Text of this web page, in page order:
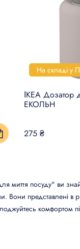
На складі у
ІКЕА Дозатор
ЕКОЛЬН
275 ₴
миття посуду" ви
представлені в
комфортом